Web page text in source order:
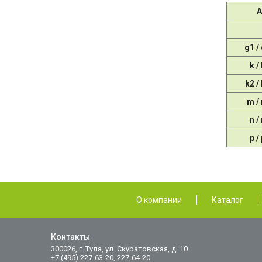
g1 /
k /
k2 /
m /
n /
p /
О компании Каталог
Контакты
300026, г. Тула, ул. Скуратовская, д. 10
+7 (495) 227-63-20, 227-64-20